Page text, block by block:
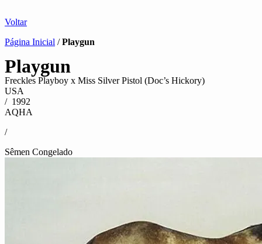
Voltar
Página Inicial /Playgun
Playgun
Freckles Playboy x Miss Silver Pistol (Doc’s Hickory)
USA
/ 1992
AQHA
/
Sêmen Congelado